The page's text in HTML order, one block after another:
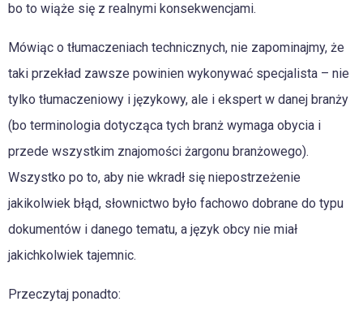
bo to wiąże się z realnymi konsekwencjami.
Mówiąc o tłumaczeniach technicznych, nie zapominajmy, że
taki przekład zawsze powinien wykonywać specjalista – nie
tylko tłumaczeniowy i językowy, ale i ekspert w danej branży
(bo terminologia dotycząca tych branż wymaga obycia i
przede wszystkim znajomości żargonu branżowego).
Wszystko po to, aby nie wkradł się niepostrzeżenie
jakikolwiek błąd, słownictwo było fachowo dobrane do typu
dokumentów i danego tematu, a język obcy nie miał
jakichkolwiek tajemnic.
Przeczytaj ponadto: